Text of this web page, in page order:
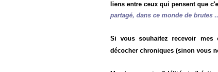
liens entre ceux qui pensent que
partagé, dans ce monde de brutes
Si vous souhaitez recevoir
décocher chroniques (sinon vous